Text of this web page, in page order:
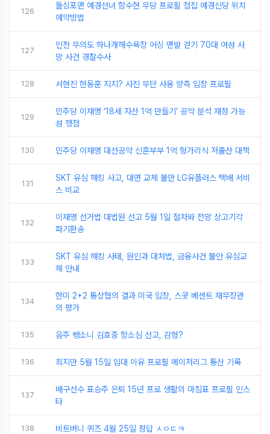
126
돌싱포맨 예경선녀 함수현 무당 프로필 점집 예경신당 위치
예약방법
127
인천 무의도 하나개해수욕장 어싱 맨발 걷기 70대 여성 사
망 사건 경찰수사
128 서현진 한동훈 지지? 사진 무단 사용 양측 입장 프로필
129
민주당 이재명 ‘18세 자산 1억 만들기’ 공약 분석 재정 가능
성 쟁점
130 민주당 이재명 대선공약 신혼부부 1억 헝가리식 저출산 대책
131
SKT 유심 해킹 사고, 대면 교체 불만 LG유플러스 택배 서비
스 비교
132
이재명 선거법 대법원 선고 5월 1일 절차와 전망 상고기각
파기환송
133
SKT 유심 해킹 사태, 원인과 대처법, 금융사건 불안 유심교
체 안내
134
한미 2+2 통상협의 결과 미국 입장, 스콧 베센트 재무장관
의 평가
135 음주 뺑소니 김호중 항소심 선고, 감형?
136 최지만 5월 15일 입대 이유 프로필 메이저리그 통산 기록
137
배구선수 표승주 은퇴 15년 프로 생활의 마침표 프로필 인스
타
138 비트버니 퀴즈 4월 25일 정답 ㅅㅇㄷㅋ